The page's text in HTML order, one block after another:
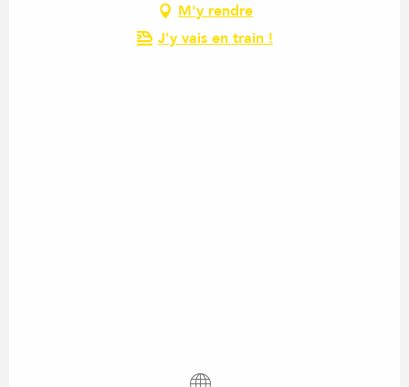
M'y rendre
J'y vais en train !